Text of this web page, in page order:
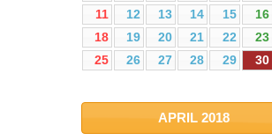
11
12 13 14 15 16
18
19 20 21 22 23
25
26 27 28 29 30
APRIL 2018